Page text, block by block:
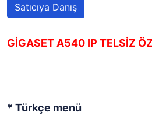
Satıcıya Danış
GİGASET A540 IP TELSİZ
* Türkçe menü